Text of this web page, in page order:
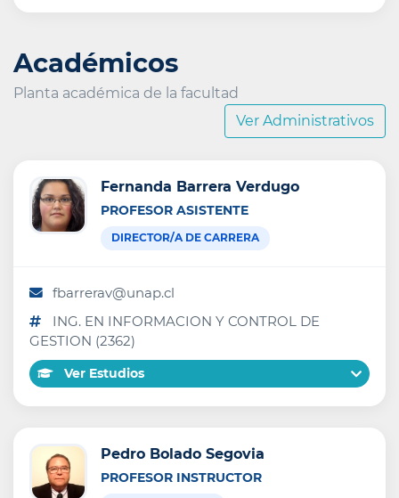
Académicos
Planta académica de la facultad
Ver Administrativos
Fernanda Barrera Verdugo
PROFESOR ASISTENTE
DIRECTOR/A DE CARRERA
fbarrerav@unap.cl
ING. EN INFORMACION Y CONTROL DE
GESTION (2362)
Ver Estudios
Pedro Bolado Segovia
PROFESOR INSTRUCTOR